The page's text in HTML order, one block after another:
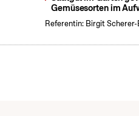
Gemüsesorten im
Referentin: Birgit